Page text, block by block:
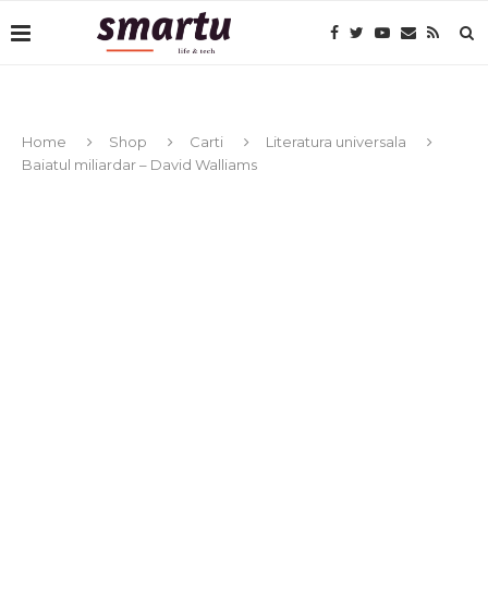
Home Shop Carti
Literatura universala
Baiatul miliardar – David Walliams